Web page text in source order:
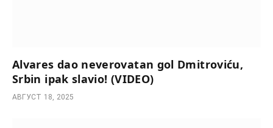
Alvares dao neverovatan gol Dmitroviću,
Srbin ipak slavio! (VIDEO)
АВГУСТ 18, 2025